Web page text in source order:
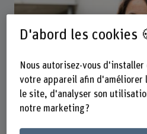
Beatrice Kaufmann
D'abord les cookies
Nous autorisez-vous d'installer
votre appareil afin d'améliorer
le site, d'analyser son
notre marketing ?